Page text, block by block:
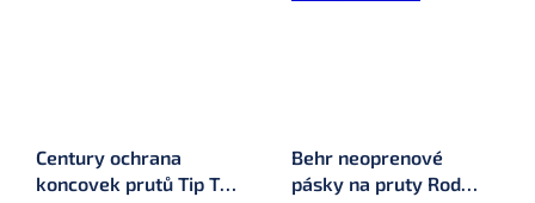
Century ochrana
koncovek prutů Tip Top
Behr neoprenové
pásky na pruty Rod